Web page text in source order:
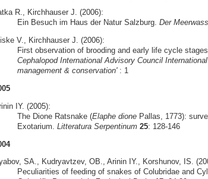
R., Kirchhauser J. (2006):
Ein Besuch im Haus der Natur Salzburg. Der
V., Kirchhauser J. (2006):
First observation of brooding and early life cycle
Cephalopod International Advisory Council
management & conservation': 1
IY. (2005):
The Dione Ratsnake (Elaphe dionePallas, 1773):
Exotarium. Litteratura Serpentinum 25: 128-146
SA., Kudryavtzev, OB., Arinin IY., Korshunov, IS.
Peculiarities of feeding of snakes of Colubridae and